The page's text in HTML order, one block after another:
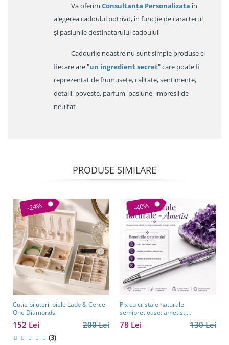
Va oferim Consultanța Personalizataîn
alegerea cadoulul potrivit, în funcție de caracterul
și pasiunile destinatarului cadoului
Cadourile noastre nu sunt simple produse ci
fiecare are "un ingredient secret" care poate fi
reprezentat de frumusețe, calitate, sentimente,
detalii, poveste, parfum, pasiune, impresii de
neuitat
PRODUSE SIMILARE
-24%
Cutie bijuterii piele Lady & Cercei
One Diamonds
200 Lei
152 Lei
(3)
-40%
Pix cu cristale naturale
semipretioase: ametist,
aventurin, lapis lazuli, ochi de
tigru, citrin și cuarț roz
130 Lei
78 Lei